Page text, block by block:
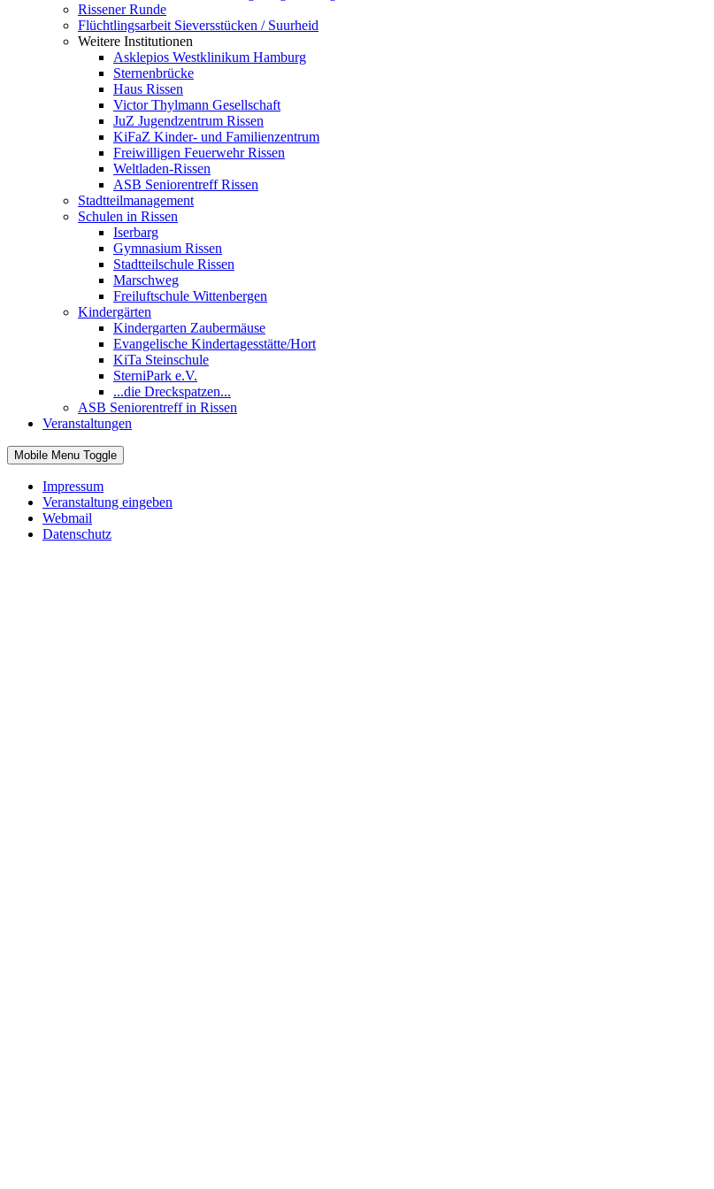
Rissener Runde
Flüchtlingsarbeit Sieversstücken / Suurheid
Weitere Institutionen
Asklepios Westklinikum Hamburg
Sternenbrücke
Haus Rissen
Victor Thylmann Gesellschaft
JuZ Jugendzentrum Rissen
KiFaZ Kinder- und Familienzentrum
Freiwilligen Feuerwehr Rissen
Weltladen-Rissen
ASB Seniorentreff Rissen
Stadtteilmanagement
Schulen in Rissen
Iserbarg
Gymnasium Rissen
Stadtteilschule Rissen
Marschweg
Freiluftschule Wittenbergen
Kindergärten
Kindergarten Zaubermäuse
Evangelische Kindertagesstätte/Hort
KiTa Steinschule
SterniPark e.V.
...die Dreckspatzen...
ASB Seniorentreff in Rissen
Veranstaltungen
Mobile Menu Toggle
Impressum
Veranstaltung eingeben
Webmail
Datenschutz